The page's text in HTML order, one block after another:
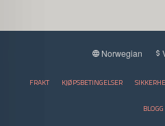
Norwegian
FRAKT KJØPSBETINGELSER
BLOGG